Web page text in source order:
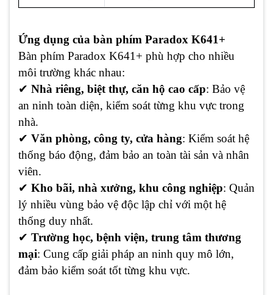
Ứng dụng của bàn phím Paradox K641+
Bàn phím Paradox K641+ phù hợp cho nhiều
môi trường khác nhau:
✔ Nhà riêng, biệt thự, căn hộ cao cấp: Bảo vệ
an ninh toàn diện, kiểm soát từng khu vực trong
nhà.
✔ Văn phòng, công ty, cửa hàng: Kiểm soát hệ
thống báo động, đảm bảo an toàn tài sản và nhân
viên.
✔ Kho bãi, nhà xưởng, khu công nghiệp: Quản
lý nhiều vùng bảo vệ độc lập chỉ với một hệ
thống duy nhất.
✔ Trường học, bệnh viện, trung tâm thương
mại: Cung cấp giải pháp an ninh quy mô lớn,
đảm bảo kiểm soát tốt từng khu vực.